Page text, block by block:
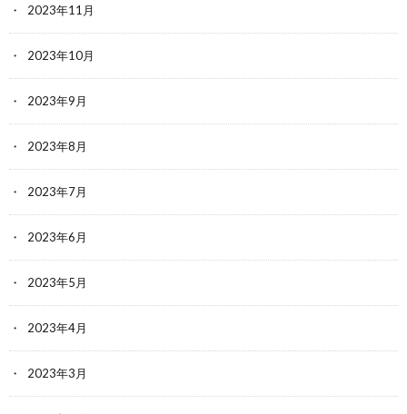
2023年11月
2023年10月
2023年9月
2023年8月
2023年7月
2023年6月
2023年5月
2023年4月
2023年3月